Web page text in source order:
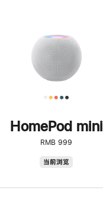
HomePod mini
RMB 999
当前浏览